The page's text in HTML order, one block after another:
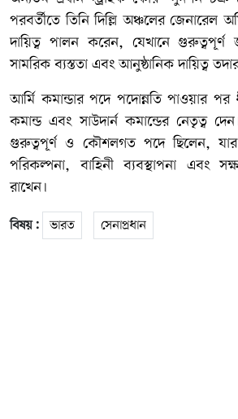
পরবর্তীতে তিনি দিল্লি অঞ্চলের জেনারেল
দায়িত্ব পালন করেন, যেখানে গুরুত্বপূর্ণ
সামরিক ব্যস্ততা এবং আনুষ্ঠানিক দায়িত্ব
আর্মি কমান্ডার পদে পদোন্নতি পাওয়ার পর
কমান্ড এবং সাউদার্ন কমান্ডের নেতৃত্ব
গুরুত্বপূর্ণ ও কৌশলগত পদে ছিলেন, যার
পরিকল্পনা, বাহিনী ব্যবস্থাপনা এবং
রাখেন।
বিষয় : ভারত সেনাপ্রধান